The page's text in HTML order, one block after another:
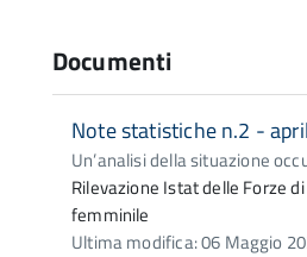
Documenti
Note statistiche n.2 -
Un’analisi della situazione
Rilevazione Istat delle Forze
femminile
Ultima modifica: 06 Maggio